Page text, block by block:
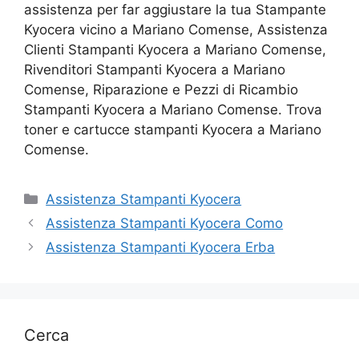
assistenza per far aggiustare la tua Stampante
Kyocera vicino a Mariano Comense, Assistenza
Clienti Stampanti Kyocera a Mariano Comense,
Rivenditori Stampanti Kyocera a Mariano
Comense, Riparazione e Pezzi di Ricambio
Stampanti Kyocera a Mariano Comense. Trova
toner e cartucce stampanti Kyocera a Mariano
Comense.
Categorie
Assistenza Stampanti Kyocera
Assistenza Stampanti Kyocera Como
Assistenza Stampanti Kyocera Erba
Cerca